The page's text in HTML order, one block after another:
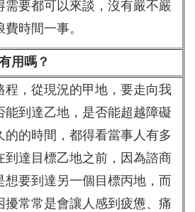
需要都可以來談，沒有嚴不嚴
時間一事。
用嗎？
程，從現況的甲地，要走向我
能到達乙地，是否能超越障礙
的的時間，都得看當事人有多
到達目標乙地之前，因為諮商
想要到達另一個目標丙地，而
擾常常是會讓人感到疲憊、痛